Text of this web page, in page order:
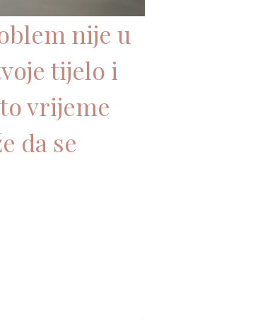
nije u
tijelo i
vrijeme
da se